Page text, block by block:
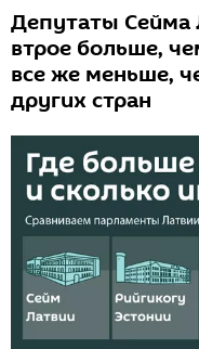
Депутаты Сейма
втрое больше,
все же меньше,
других стран